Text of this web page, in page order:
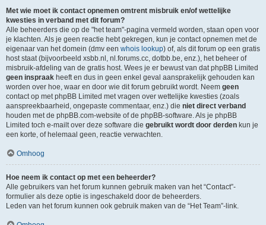
Met wie moet ik contact opnemen omtrent misbruik en/of wettelijke
kwesties in verband met dit forum?
Alle beheerders die op de "het team"-pagina vermeld worden, staan open voor
je klachten. Als je geen reactie hebt gekregen, kun je contact opnemen met de
eigenaar van het domein (dmv een whois lookup) of, als dit forum op een gratis
host staat (bijvoorbeeld xsbb.nl, nl.forums.cc, dotbb.be, enz.), het beheer of
misbruik-afdeling van de gratis host. Wees je er bewust van dat phpBB Limited
geen inspraak heeft en dus in geen enkel geval aansprakelijk gehouden kan
worden over hoe, waar en door wie dit forum gebruikt wordt. Neem geen
contact op met phpBB Limited met vragen over wettelijke kwesties (zoals
aanspreekbaarheid, ongepaste commentaar, enz.) die niet direct verband
houden met de phpBB.com-website of de phpBB-software. Als je phpBB
Limited toch e-mailt over deze software die gebruikt wordt door derden kun je
een korte, of helemaal geen, reactie verwachten.
Omhoog
Hoe neem ik contact op met een beheerder?
Alle gebruikers van het forum kunnen gebruik maken van het “Contact”-
formulier als deze optie is ingeschakeld door de beheerders.
Leden van het forum kunnen ook gebruik maken van de “Het Team”-link.